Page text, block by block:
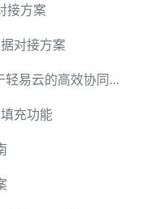
接方案
对接方案
金蝶云星空与致远OA集成方案：基于轻易云的高效协同实践
充功能